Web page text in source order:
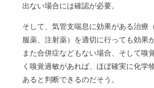
出ない場合には確認が必要。
そして、気管支喘息に効果がある治療
服薬、注射薬）を適切に行っても効果
また合併症などもない場合、そして嗅
く嗅覚過敏があれば、ほぼ確実に化学
あると判断できるのだそう。